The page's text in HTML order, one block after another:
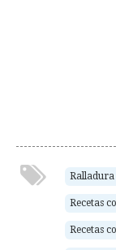
Recetas
Recetas